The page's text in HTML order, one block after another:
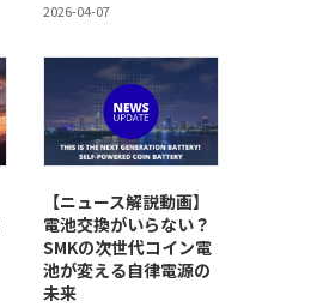
2026-04-07
【ニュース解説動画】
電池交換がいらない？
SMKの次世代コイン電
池が変える自律電源の
未来